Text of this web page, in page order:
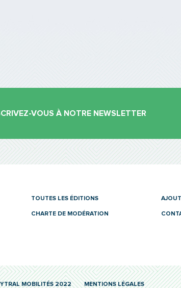
VOUS À NOTRE NEWSLETTER
TOUTES LES ÉDITIONS
CHARTE DE MODÉRATION
MOBILITÉS 2022 MENTIONS LÉGALES